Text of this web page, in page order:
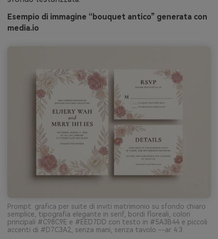
Esempio di immagine “bouquet antico” generata con
media.io
Prompt: grafica per suite di inviti matrimonio su sfondo chiaro
semplice, tipografia elegante in serif, bordi floreali, colori
principali #C98C9E e #EED7DD con testo in #5A3B44 e piccoli
accenti di #D7C3A2, senza mani, senza tavolo --ar 4:3